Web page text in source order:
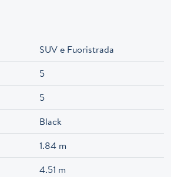
SUV e Fuoristrada
5
5
Black
1.84 m
4.51 m